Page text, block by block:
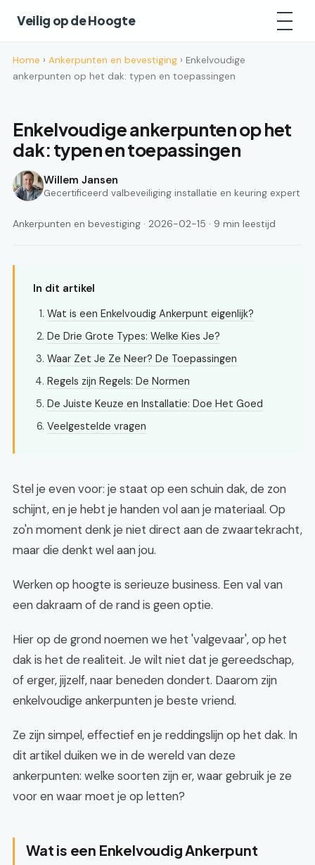
Veilig op de Hoogte
Home › Ankerpunten en bevestiging › Enkelvoudige
ankerpunten op het dak: typen en toepassingen
Enkelvoudige ankerpunten op het
dak: typen en toepassingen
Willem Jansen
Gecertificeerd valbeveiliging installatie en keuring expert
Ankerpunten en bevestiging · 2026-02-15 · 9 min leestijd
In dit artikel
Wat is een Enkelvoudig Ankerpunt eigenlijk?
De Drie Grote Types: Welke Kies Je?
Waar Zet Je Ze Neer? De Toepassingen
Regels zijn Regels: De Normen
De Juiste Keuze en Installatie: Doe Het Goed
Veelgestelde vragen
Stel je even voor: je staat op een schuin dak, de zon
schijnt, en je hebt je handen vol aan je materiaal. Op
zo'n moment denk je niet direct aan de zwaartekracht,
maar die denkt wel aan jou.
Werken op hoogte is serieuze business. Een val van
een dakraam of de rand is geen optie.
Hier op de grond noemen we het 'valgevaar', op het
dak is het de realiteit. Je wilt niet dat je gereedschap,
of erger, jijzelf, naar beneden dondert. Daarom zijn
enkelvoudige ankerpunten je beste vriend.
Ze zijn simpel, effectief en je reddingslijn op het dak. In
dit artikel duiken we in de wereld van deze
ankerpunten: welke soorten zijn er, waar gebruik je ze
voor en waar moet je op letten?
Wat is een Enkelvoudig Ankerpunt